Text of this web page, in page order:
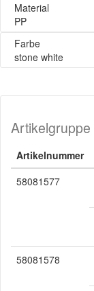
Material
PP
Farbe
stone white
Artikelgruppe
Artikelnummer
58081577
58081578